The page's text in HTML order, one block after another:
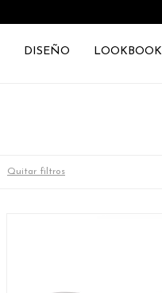
DISEÑO LOOKBOOK
Quitar filtros